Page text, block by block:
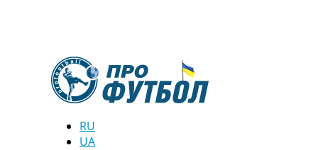
RU
UA